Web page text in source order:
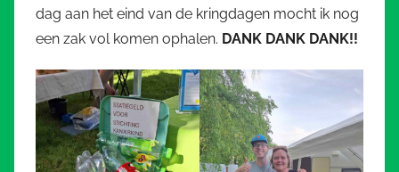
dag aan het eind van de kringdagen mocht ik nog
een zak vol komen ophalen. DANK DANK DANK!!